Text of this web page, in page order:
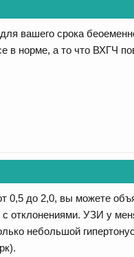
вашего срока
в норме, а то что ВХГЧ
0,5 до 2,0, вы можете
с отклонениями. УЗИ у
небольшой